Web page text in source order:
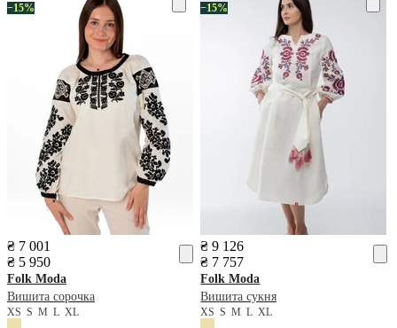
−15%
₴ 7 001
₴ 5 950
Folk Moda
Вишита сорочка
XS S M L XL
−15%
₴ 9 126
₴ 7 757
Folk Moda
Вишита сукня
XSSMLXL